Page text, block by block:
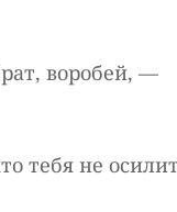
воробей, —
тебя не